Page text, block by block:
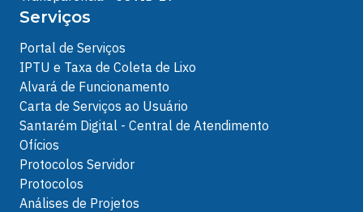
Serviços
Portal de Serviços
IPTU e Taxa de Coleta de Lixo
Alvará de Funcionamento
Carta de Serviços ao Usuário
Santarém Digital - Central de Atendimento
Ofícios
Protocolos Servidor
Protocolos
Análises de Projetos